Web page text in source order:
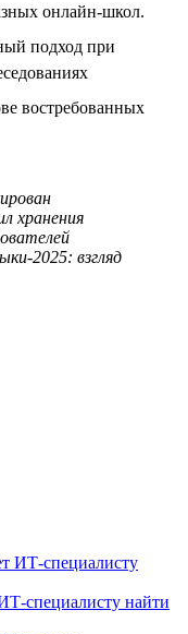
онлайн-школ.
подход при
востребованных
хранения
2025: взгляд
специалисту найти